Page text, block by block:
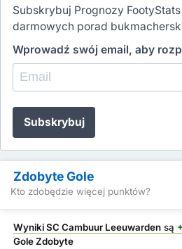
Subskrybuj Prognozy
darmowych porad
Wprowadź swój email, aby
Subskrybuj
Zdobyte Gole
Kto zdobędzie więcej punktów?
Wyniki SC Cambuur Leeuwarden są
Gole Zdobyte